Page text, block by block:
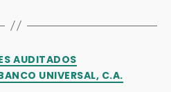
AUDITADOS
UNIVERSAL, C.A.